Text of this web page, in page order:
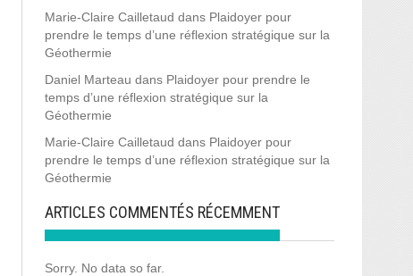
Marie-Claire Cailletaud dans Plaidoyer pour
prendre le temps d’une réflexion stratégique sur la
Géothermie
Daniel Marteau dans Plaidoyer pour prendre le
temps d’une réflexion stratégique sur la
Géothermie
Marie-Claire Cailletaud dans Plaidoyer pour
prendre le temps d’une réflexion stratégique sur la
Géothermie
ARTICLES COMMENTÉS RÉCEMMENT
Sorry. No data so far.